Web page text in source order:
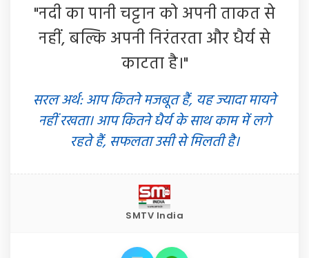
"नदी का पानी चट्टान को अपनी ताकत से
नहीं, बल्कि अपनी निरंतरता और धैर्य से
काटता है।"
सरल अर्थ: आप कितने मजबूत हैं, यह ज्यादा मायने
नहीं रखता। आप कितने धैर्य के साथ काम में लगे
रहते हैं, सफलता उसी से मिलती है।
SMTV India